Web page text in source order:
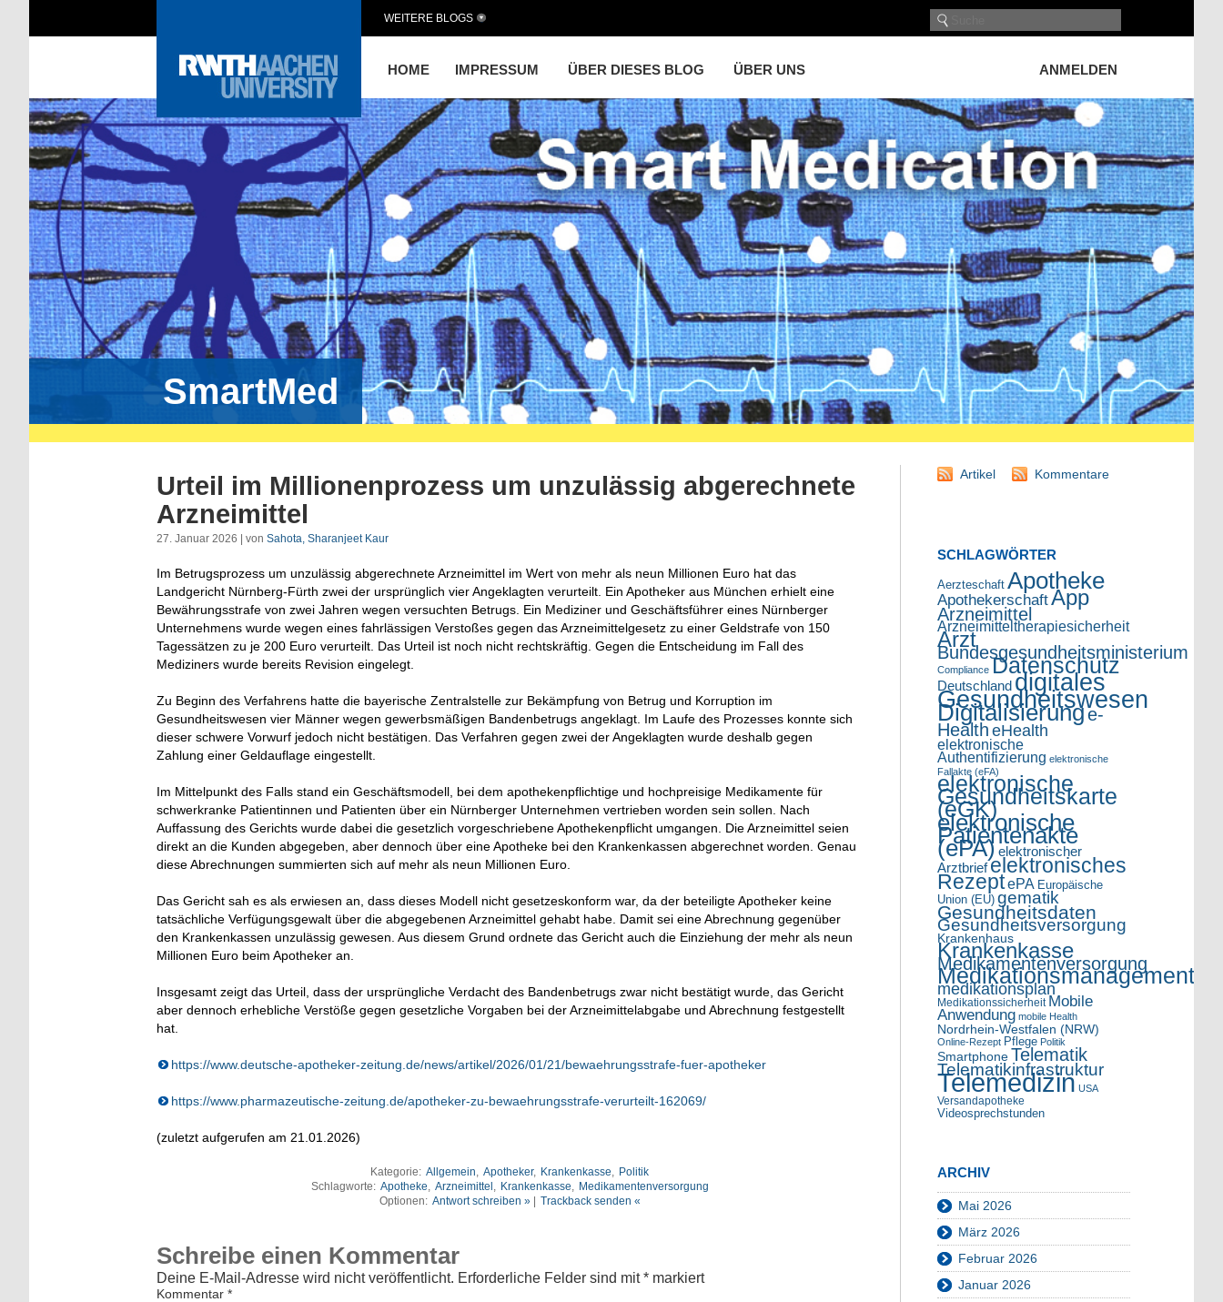
HOME IMPRESSUM ÜBER DIESES BLOG ÜBER UNS ANMELDEN
WEITERE BLOGS
SmartMed
Urteil im Millionenprozess um unzulässig abgerechnete
Arzneimittel
27. Januar 2026 | von Sahota, Sharanjeet Kaur
Im Betrugsprozess um unzulässig abgerechnete Arzneimittel im Wert von mehr als neun Millionen Euro hat das
Landgericht Nürnberg-Fürth zwei der ursprünglich vier Angeklagten verurteilt. Ein Apotheker aus München erhielt eine
Bewährungsstrafe von zwei Jahren wegen versuchten Betrugs. Ein Mediziner und Geschäftsführer eines Nürnberger
Unternehmens wurde wegen eines fahrlässigen Verstoßes gegen das Arzneimittelgesetz zu einer Geldstrafe von 150
Tagessätzen zu je 200 Euro verurteilt. Das Urteil ist noch nicht rechtskräftig. Gegen die Entscheidung im Fall des
Mediziners wurde bereits Revision eingelegt.
Zu Beginn des Verfahrens hatte die bayerische Zentralstelle zur Bekämpfung von Betrug und Korruption im
Gesundheitswesen vier Männer wegen gewerbsmäßigen Bandenbetrugs angeklagt. Im Laufe des Prozesses konnte sich
dieser schwere Vorwurf jedoch nicht bestätigen. Das Verfahren gegen zwei der Angeklagten wurde deshalb gegen
Zahlung einer Geldauflage eingestellt.
Im Mittelpunkt des Falls stand ein Geschäftsmodell, bei dem apothekenpflichtige und hochpreisige Medikamente für
schwerkranke Patientinnen und Patienten über ein Nürnberger Unternehmen vertrieben worden sein sollen. Nach
Auffassung des Gerichts wurde dabei die gesetzlich vorgeschriebene Apothekenpflicht umgangen. Die Arzneimittel seien
direkt an die Kunden abgegeben, aber dennoch über eine Apotheke bei den Krankenkassen abgerechnet worden. Genau
diese Abrechnungen summierten sich auf mehr als neun Millionen Euro.
Das Gericht sah es als erwiesen an, dass dieses Modell nicht gesetzeskonform war, da der beteiligte Apotheker keine
tatsächliche Verfügungsgewalt über die abgegebenen Arzneimittel gehabt habe. Damit sei eine Abrechnung gegenüber
den Krankenkassen unzulässig gewesen. Aus diesem Grund ordnete das Gericht auch die Einziehung der mehr als neun
Millionen Euro beim Apotheker an.
Insgesamt zeigt das Urteil, dass der ursprüngliche Verdacht des Bandenbetrugs zwar nicht bestätigt wurde, das Gericht
aber dennoch erhebliche Verstöße gegen gesetzliche Vorgaben bei der Arzneimittelabgabe und Abrechnung festgestellt
hat.
https://www.deutsche-apotheker-zeitung.de/news/artikel/2026/01/21/bewaehrungsstrafe-fuer-apotheker
https://www.pharmazeutische-zeitung.de/apotheker-zu-bewaehrungsstrafe-verurteilt-162069/
(zuletzt aufgerufen am 21.01.2026)
Kategorie: Allgemein, Apotheker, Krankenkasse, Politik
Schlagworte: Apotheke, Arzneimittel , Krankenkasse, Medikamentenversorgung
Optionen: Antwort schreiben »| Trackback senden «
Schreibe einen Kommentar
Deine E-Mail-Adresse wird nicht veröffentlicht. Erforderliche Felder sind mit* markiert
Kommentar *
Artikel Kommentare
SCHLAGWÖRTER
Aerzteschaft Apotheke
ApothekerschaftApp
Arzneimittel
Arzneimitteltherapiesicherheit
Arzt
Bundesgesundheitsministerium
Compliance Datenschutz
Deutschlanddigitales
Gesundheitswesen
Digitalisierunge-
Health eHealth
elektronische
Authentifizierung elektronische
Fallakte (eFA)
elektronische
Gesundheitskarte
(eGK)
elektronische
Patientenakte
(ePA) elektronischer
Arztbriefelektronisches
RezeptePA Europäische
Union (EU) gematik
Gesundheitsdaten
Gesundheitsversorgung
Krankenhaus
Krankenkasse
Medikamentenversorgung
Medikationsmanagement
medikationsplan
Medikationssicherheit Mobile
Anwendung mobile Health
Nordrhein-Westfalen (NRW)
Online-Rezept Pflege Politik
Smartphone Telematik
Telematikinfrastruktur
Telemedizin USA
Versandapotheke
Videosprechstunden
ARCHIV
Mai 2026
März 2026
Februar 2026
Januar 2026